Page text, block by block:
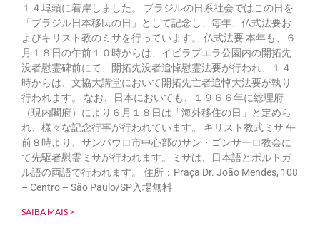
１４埠頭に着岸しました。 ブラジルの日系社会ではこの日を
「ブラジル日本移民の日」として記念し、毎年、仏式法要お
よびキリスト教のミサを行っています。 仏式法要 本年も、６
月１８日の午前１０時からは、イビラプエラ公園内の開拓先
没者慰霊碑前にて、開拓先没者追悼慰霊法要が行われ、１４
時からは、文協大講堂において開拓先亡者追悼大法要が執り
行われます。 なお、日本においても、１９６６年に総理府
（現内閣府）により６月１８日は「海外移住の日」と定めら
れ、様々な記念行事が行われています。 キリスト教式ミサ 午
前８時より、サンパウロ市中心部のサン・ゴンサーロ教会に
て先駆者慰霊ミサが行われます。ミサは、日本語とポルトガ
ル語の両語で行われます。 住所：Praça Dr. João Mendes, 108
– Centro – São Paulo/SP入場無料
SAIBA MAIS >